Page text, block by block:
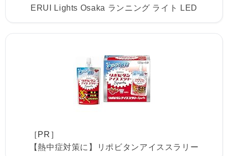
ERUI Lights Osaka ランニング ライト LED
［PR］
【熱中症対策に】リポビタンアイススラリー